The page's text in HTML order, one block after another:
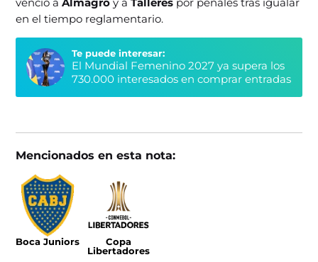
en el tiempo reglamentario.
Te puede interesar:
El Mundial Femenino 2027 ya supera los
730.000 interesados en comprar entradas
Mencionados en esta nota:
Boca Juniors
Copa
Libertadores